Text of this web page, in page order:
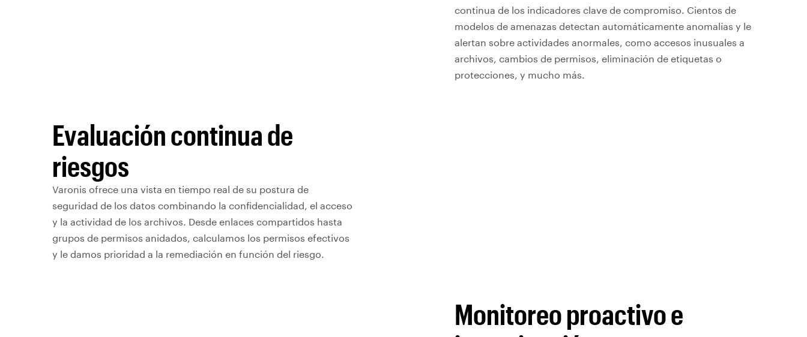
continua de los indicadores clave de compromiso. Cientos de
modelos de amenazas detectan automáticamente anomalías y le
alertan sobre actividades anormales, como accesos inusuales a
archivos, cambios de permisos, eliminación de etiquetas o
protecciones, y mucho más.
Evaluación continua de
riesgos
Varonis ofrece una vista en tiempo real de su postura de
seguridad de los datos combinando la confidencialidad, el acceso
y la actividad de los archivos. Desde enlaces compartidos hasta
grupos de permisos anidados, calculamos los permisos efectivos
y le damos prioridad a la remediación en función del riesgo.
Monitoreo proactivo e